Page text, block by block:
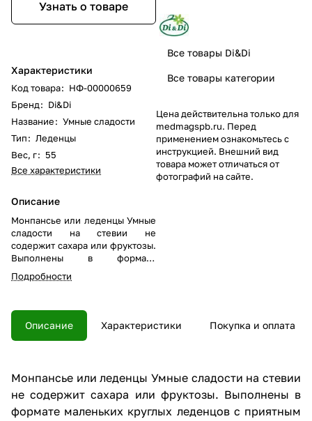
Узнать о товаре
Характеристики
Код товара: НФ-00000659
Бренд: Di&Di
Название: Умные сладости
Тип: Леденцы
Вес, г: 55
Все характеристики
Описание
Монпансье или леденцы Умные
сладости на стевии не
содержит сахара или фруктозы.
Выполнены в формате
маленьких круглых леденцов с
приятным вкусом апельсина. 1
Подробности
Все товары Di&Di
Все товары категории
Цена действительна только для
medmagspb.ru. Перед
применением ознакомьтесь с
инструкцией. Внешний вид
товара может отличаться от
фотографий на сайте.
Описание Характеристики Покупка и оплата
Монпансье или леденцы Умные сладости на стевии
не содержит сахара или фруктозы. Выполнены в
формате маленьких круглых леденцов с приятным